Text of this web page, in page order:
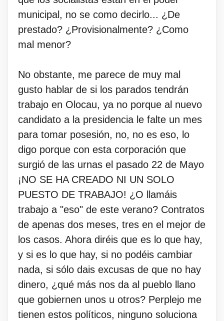
municipal, no se como decirlo... ¿De
prestado? ¿Provisionalmente? ¿Como
mal menor?
No obstante, me parece de muy mal
gusto hablar de si los parados tendrán
trabajo en Olocau, ya no porque al nuevo
candidato a la presidencia le falte un mes
para tomar posesión, no, no es eso, lo
digo porque con esta corporación que
surgió de las urnas el pasado 22 de Mayo
¡NO SE HA CREADO NI UN SOLO
PUESTO DE TRABAJO! ¿O llamáis
trabajo a "eso" de este verano? Contratos
de apenas dos meses, tres en el mejor de
los casos. Ahora diréis que es lo que hay,
y si es lo que hay, si no podéis cambiar
nada, si sólo dais excusas de que no hay
dinero, ¿qué más nos da al pueblo llano
que gobiernen unos u otros? Perplejo me
tienen estos políticos, ninguno soluciona